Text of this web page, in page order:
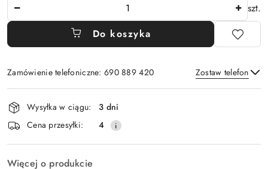
szt.
Do koszyka
Zamówienie telefoniczne: 690 889 420 Zostaw telefon
Wyślij
Dostępność
i
dostawa
Wysyłka w ciągu:
3 dni
Cena przesyłki:
4
Więcej o produkcie